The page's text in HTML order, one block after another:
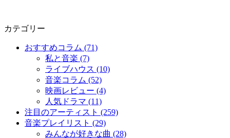
カテゴリー
おすすめコラム (71)
私と音楽 (7)
ライブハウス (10)
音楽コラム (52)
映画レビュー (4)
人気ドラマ (11)
注目のアーティスト (259)
音楽プレイリスト (29)
みんなが好きな曲 (28)